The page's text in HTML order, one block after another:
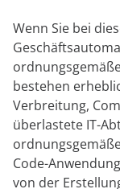
Wenn Sie bei
bestehen
Verbreitung,
überlastete IT-
Code-
von der